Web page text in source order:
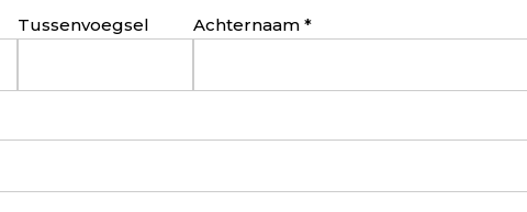
Tussenvoegsel Achternaam